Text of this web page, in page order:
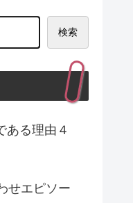
検索
ある理由４
せエピソー